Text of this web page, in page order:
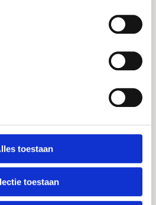
toestaan
toestaan
Inschrijven